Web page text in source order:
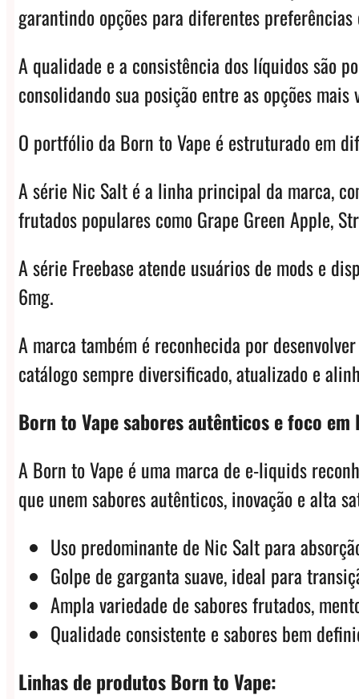
garantindo opções para diferentes
A qualidade e a consistência dos líquidos são
consolidando sua posição entre as opções mais
O portfólio da Born to Vape é estruturado em
A série Nic Salt é a linha principal da marca,
frutados populares como Grape Green Apple,
A série Freebase atende usuários de mods e
6mg.
A marca também é reconhecida por
catálogo sempre diversificado, atualizado e
Born to Vape sabores autênticos e foco em
A Born to Vape é uma marca de e-liquids
que unem sabores autênticos, inovação e alta
Uso predominante de Nic Salt para
Golpe de garganta suave, ideal para
Ampla variedade de sabores frutados,
Qualidade consistente e sabores bem
Linhas de produtos Born to Vape: